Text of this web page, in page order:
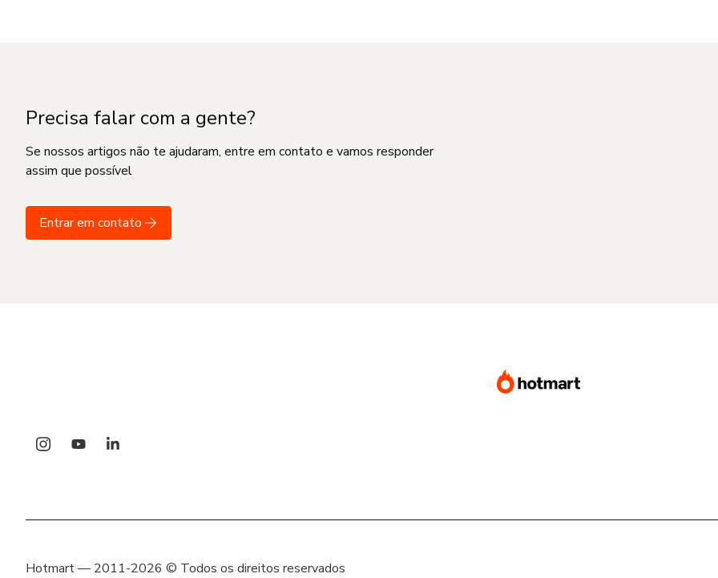
Precisa falar com a gente?
Se nossos artigos não te ajudaram, entre em contato e vamos responder
assim que possível
Entrar em contato
Hotmart — 2011-2026 © Todos os direitos reservados